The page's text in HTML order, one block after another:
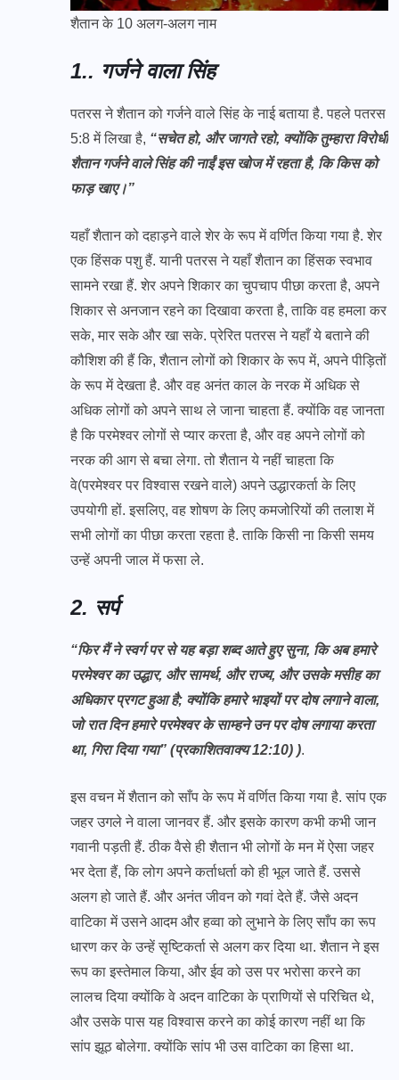
शैतान के 10 अलग-अलग नाम
1.. गर्जने वाला सिंह
पतरस ने शैतान को गर्जने वाले सिंह के नाई बताया है. पहले पतरस
5:8 में लिखा है, “सचेत हो, और जागते रहो, क्योंकि तुम्हारा विरोधी
शैतान गर्जने वाले सिंह की नाईं इस खोज में रहता है, कि किस को
फाड़ खाए।”
यहाँ शैतान को दहाड़ने वाले शेर के रूप में वर्णित किया गया है. शेर
एक हिंसक पशु हैं. यानी पतरस ने यहाँ शैतान का हिंसक स्वभाव
सामने रखा हैं. शेर अपने शिकार का चुपचाप पीछा करता है, अपने
शिकार से अनजान रहने का दिखावा करता है, ताकि वह हमला कर
सके, मार सके और खा सके. प्रेरित पतरस ने यहाँ ये बताने की
कौशिश की हैं कि, शैतान लोगों को शिकार के रूप में, अपने पीड़ितों
के रूप में देखता है. और वह अनंत काल के नरक में अधिक से
अधिक लोगों को अपने साथ ले जाना चाहता हैं. क्योंकि वह जानता
है कि परमेश्वर लोगों से प्यार करता है, और वह अपने लोगों को
नरक की आग से बचा लेगा. तो शैतान ये नहीं चाहता कि
वे(परमेश्वर पर विश्वास रखने वाले) अपने उद्धारकर्ता के लिए
उपयोगी हों. इसलिए, वह शोषण के लिए कमजोरियों की तलाश में
सभी लोगों का पीछा करता रहता है. ताकि किसी ना किसी समय
उन्हें अपनी जाल में फसा ले.
2. सर्प
“फिर मैं ने स्वर्ग पर से यह बड़ा शब्द आते हुए सुना, कि अब हमारे
परमेश्वर का उद्धार, और सामर्थ, और राज्य, और उसके मसीह का
अधिकार प्रगट हुआ है; क्योंकि हमारे भाइयों पर दोष लगाने वाला,
जो रात दिन हमारे परमेश्वर के साम्हने उन पर दोष लगाया करता
था, गिरा दिया गया” (प्रकाशितवाक्य 12:10) ).
इस वचन में शैतान को साँप के रूप में वर्णित किया गया है. सांप एक
जहर उगले ने वाला जानवर हैं. और इसके कारण कभी कभी जान
गवानी पड़ती हैं. ठीक वैसे ही शैतान भी लोगों के मन में ऐसा जहर
भर देता हैं, कि लोग अपने कर्ताधर्ता को ही भूल जाते हैं. उससे
अलग हो जाते हैं. और अनंत जीवन को गवां देते हैं. जैसे अदन
वाटिका में उसने आदम और हव्वा को लुभाने के लिए साँप का रूप
धारण कर के उन्हें सृष्टिकर्ता से अलग कर दिया था. शैतान ने इस
रूप का इस्तेमाल किया, और ईव को उस पर भरोसा करने का
लालच दिया क्योंकि वे अदन वाटिका के प्राणियों से परिचित थे,
और उसके पास यह विश्वास करने का कोई कारण नहीं था कि
सांप झूठ बोलेगा. क्योंकि सांप भी उस वाटिका का हिसा था.